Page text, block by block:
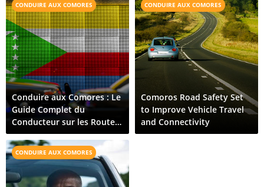
CONDUIRE AUX COMORES
Conduire aux Comores : Le
Guide Complet du
Conducteur sur les Routes
des Îles
CONDUIRE AUX COMORES
Comoros Road Safety Set
to Improve Vehicle Travel
and Connectivity
CONDUIRE AUX COMORES